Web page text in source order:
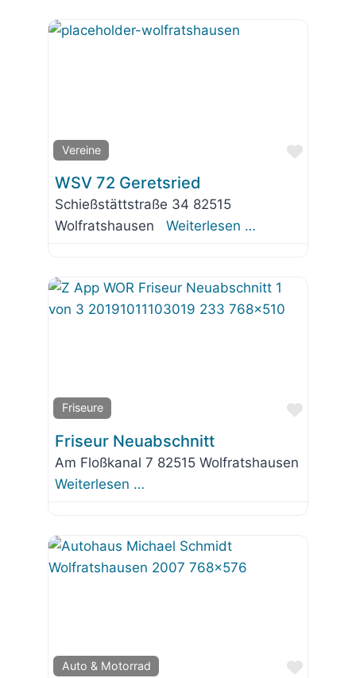
Vereine
Favorit
WSV 72 Geretsried
Schießstättstraße 34 82515
Wolfratshausen Weiterlesen …
Friseure
Favorit
Friseur Neuabschnitt
Am Floßkanal 7 82515 Wolfratshausen
Weiterlesen …
Auto & Motorrad
Favorit